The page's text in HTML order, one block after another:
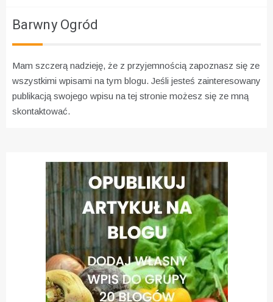
Barwny Ogród
Mam szczerą nadzieję, że z przyjemnością zapoznasz się ze
wszystkimi wpisami na tym blogu. Jeśli jesteś zainteresowany
publikacją swojego wpisu na tej stronie możesz się ze mną
skontaktować.